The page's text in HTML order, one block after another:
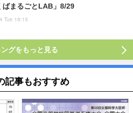
ばまるごとLAB」8/29
Tue 19:15
グをもっと見る
記事もおすすめ